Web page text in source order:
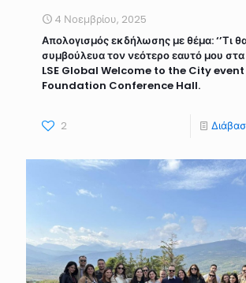
4 Νοεμβρίου, 2025
Απολογισμός εκδήλωσης με θέμα: ‘’Τι
συμβούλευα τον νεότερο εαυτό μου στα
LSE Global Welcome to the City
Foundation Conference Hall.
2